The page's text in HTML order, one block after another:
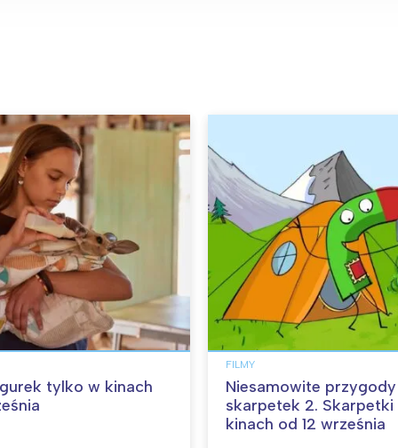
tylko w kinach
FILMY
Niesamowite przygody
skarpetek 2. Skarpetki
kinach od 12 września